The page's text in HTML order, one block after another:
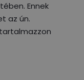
Ennek
az ún.